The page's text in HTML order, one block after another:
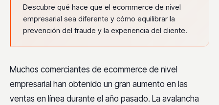
Descubre qué hace que el ecommerce de nivel
empresarial sea diferente y cómo equilibrar la
prevención del fraude y la experiencia del cliente.
Muchos comerciantes de ecommerce de nivel
empresarial han obtenido un gran aumento en las
ventas en línea durante el año pasado. La avalancha